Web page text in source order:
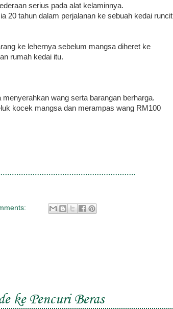
serius pada alat kelaminnya.
20 tahun dalam perjalanan ke sebuah kedai runcit
ke lehernya sebelum mangsa diheret ke
rumah kedai itu.
wang serta barangan berharga.
kocek mangsa dan merampas wang RM100
ke Pencuri Beras